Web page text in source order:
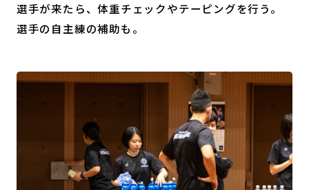
選手が来たら、体重チェックやテーピングを行う。
選手の自主練の補助も。